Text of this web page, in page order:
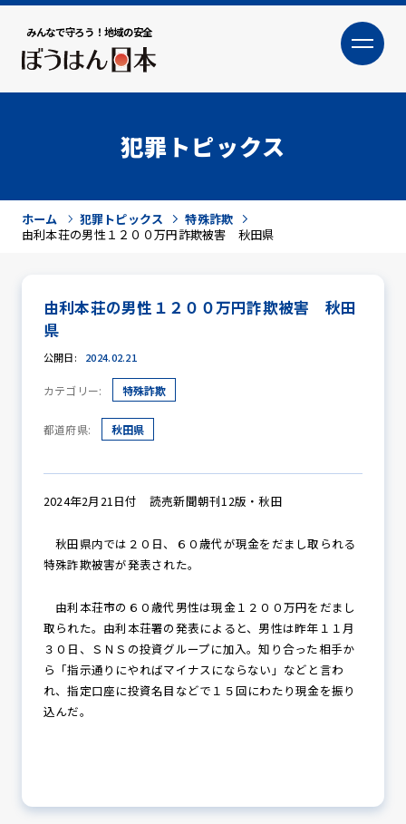
みんなで守ろう！地域の安全
大
防犯活動ニュース
防犯パトロール
防犯セミナー
防犯対策情報
犯罪トピックス
ホーム 犯罪トピックス
特殊詐欺
由利本荘の男性１２００万円詐欺被害 秋田県
由利本荘の男性１２００万円詐欺被害 秋田
県
公開日: 2024.02.21
カテゴリー: 特殊詐欺
都道府県: 秋田県
2024年2月21日付 読売新聞朝刊12版・秋田
秋田県内では２０日、６０歳代が現金をだまし取られる
特殊詐欺被害が発表された。
由利本荘市の６０歳代男性は現金１２００万円をだまし
取られた。由利本荘署の発表によると、男性は昨年１１月
３０日、ＳＮＳの投資グループに加入。知り合った相手か
ら「指示通りにやればマイナスにならない」などと言わ
れ、指定口座に投資名目などで１５回にわたり現金を振り
込んだ。